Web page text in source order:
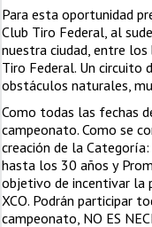
Para esta oportunidad
Club Tiro Federal, al
nuestra ciudad, entre
Tiro Federal. Un circuito
obstáculos naturales,
Como todas las fechas
campeonato. Como se
creación de la
hasta los 30 años y
objetivo de incentivar la
XCO. Podrán participar
campeonato, NO ES